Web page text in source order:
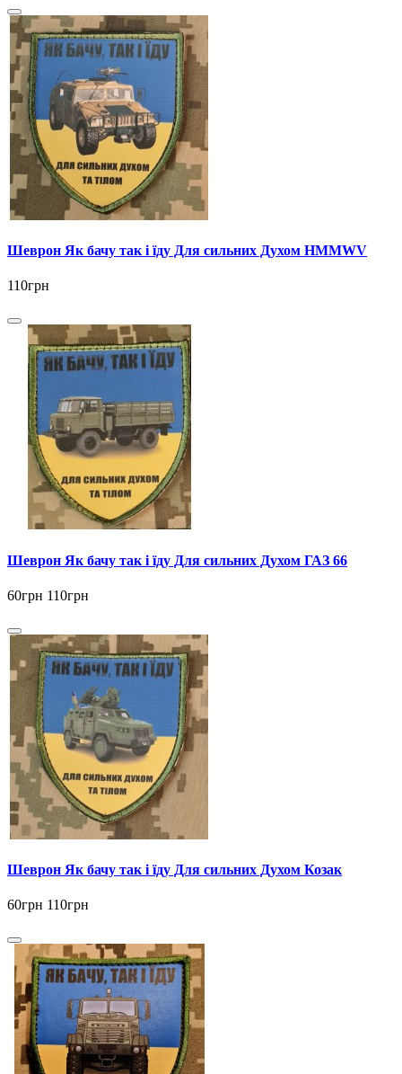
Шеврон Як бачу так і їду Для сильних Духом HMMWV
110грн
Шеврон Як бачу так і їду Для сильних Духом ГАЗ 66
60грн 110грн
Шеврон Як бачу так і їду Для сильних Духом Козак
60грн 110грн